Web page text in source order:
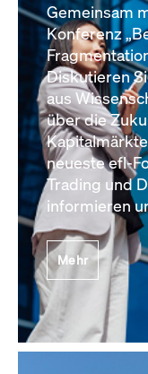
Gemeinsam
Konferenz
Diskutieren
aus
über die
neueste efl-
Trading und
informieren
Mehr